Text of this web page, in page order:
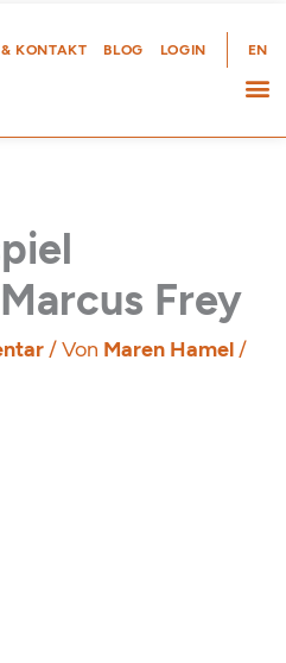
KONTAKT BLOG LOGIN EN
Frey
/ Von Maren Hamel/